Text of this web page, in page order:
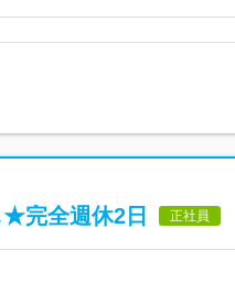
★完全週休2日 正社員